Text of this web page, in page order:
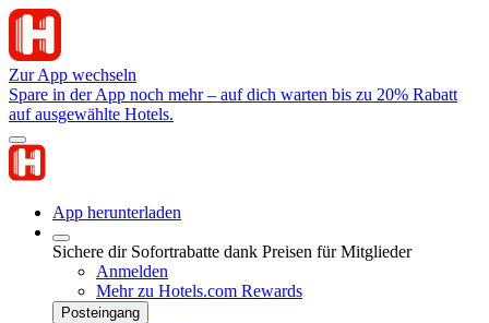
Zur App wechseln
Spare in der App noch mehr – auf dich warten bis zu 20% Rabatt
auf ausgewählte Hotels.
App herunterladen
Sichere dir Sofortrabatte dank Preisen für Mitglieder
Anmelden
Mehr zu Hotels.com Rewards
Posteingang